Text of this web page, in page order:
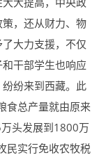
，还从财力、物
大力支援，不仅
干部学生也响应
纷来到西藏。此
食总产量就由原来
头发展到1800万
民实行免收农牧税